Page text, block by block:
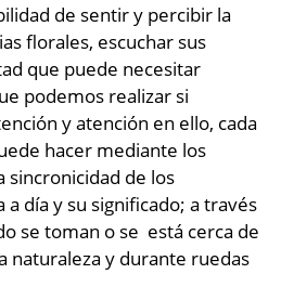
de sentir y percibir la
florales, escuchar sus
que puede necesitar
podemos realizar si
y atención en ello, cada
hacer mediante los
sincronicidad de los
día y su significado; a través
se toman o se está cerca de
naturaleza y durante ruedas